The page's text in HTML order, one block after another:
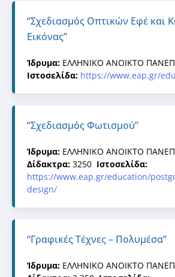
“Σχεδιασμός Οπτικών Εφέ και
Εικόνας”
Ίδρυμα: ΕΛΛΗΝΙΚΟ ΑΝΟΙΚΤΟ
Ιστοσελίδα: https://www.eap.gr/
“Σχεδιασμός Φωτισμού”
Ίδρυμα: ΕΛΛΗΝΙΚΟ ΑΝΟΙΚΤΟ
Δίδακτρα: 3250 Ιστοσελίδα:
https://www.eap.gr/education/
design/
“Γραφικές Τέχνες – Πολυμέσα”
Ίδρυμα: ΕΛΛΗΝΙΚΟ ΑΝΟΙΚΤΟ